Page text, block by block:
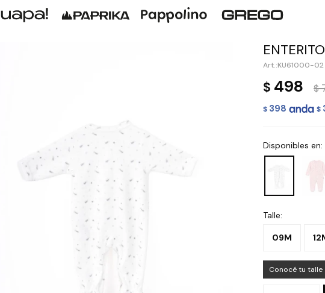
KU61000-02
$ 498 $
$ 398 $
Disponibles en:
Talle:
09M
Conocé tu talle